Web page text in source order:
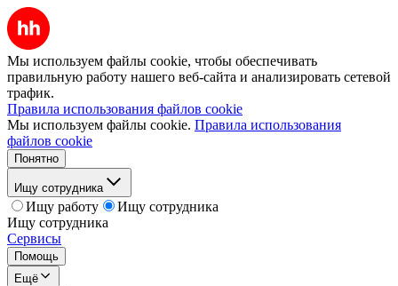
Мы используем файлы cookie, чтобы обеспечивать
правильную работу нашего веб-сайта и анализировать сетевой
трафик.
Правила использования файлов cookie
Мы используем файлы cookie. Правила использования
файлов cookie
Понятно
Ищу сотрудника
Ищу работу
Ищу сотрудника
Ищу сотрудника
Сервисы
Помощь
Ещё